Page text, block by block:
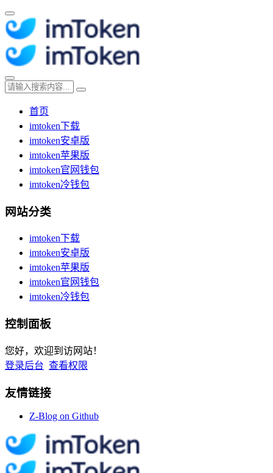
首页
imtoken下载
imtoken安卓版
imtoken苹果版
imtoken官网钱包
imtoken冷钱包
网站分类
imtoken下载
imtoken安卓版
imtoken苹果版
imtoken官网钱包
imtoken冷钱包
控制面板
您好，欢迎到访网站！
登录后台 查看权限
友情链接
Z-Blog on Github